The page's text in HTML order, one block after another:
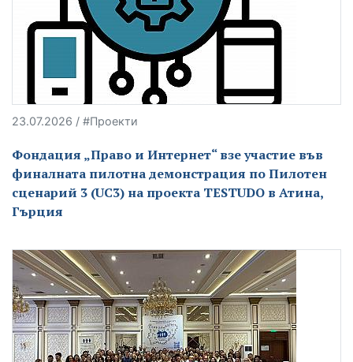
23.07.2026 / #Проекти
Фондация „Право и Интернет“ взе участие във
финалната пилотна демонстрация по Пилотен
сценарий 3 (UC3) на проекта TESTUDO в Атина,
Гърция